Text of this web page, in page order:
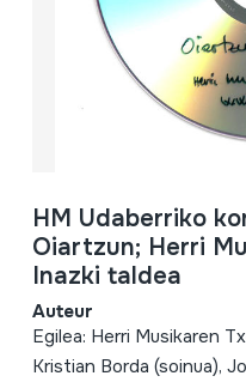
HM Udaberriko
Oiartzun; Herri
Inazki taldea
Auteur
Egilea: Herri Musikaren
Kristian Borda (soinua),